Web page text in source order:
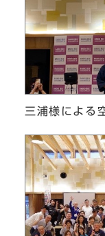
三浦様による